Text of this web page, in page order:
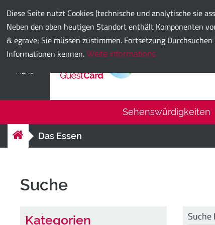
Diese Seite nutzt Cookies (technische und analytische sie
Neben den oben heutigen Standort enthält Komponenten
& egrave; Sie müssen zustimmen. Fortsetzung
Informationen kennen.Weite informations
Gemeinde Bari
MENU
Bari
Sehenswürdigkeiten
Das Essen
Suche
Kategorien Suche